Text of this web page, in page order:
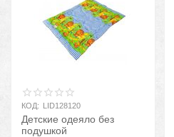
КОД: LID128120
Детские одеяло без
подушкой